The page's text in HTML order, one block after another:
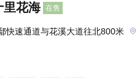
里花海 在售
快速通道与花溪大道往北800米